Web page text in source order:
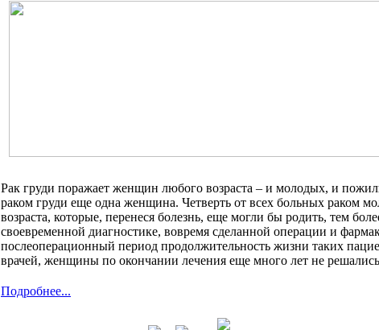
Рак груди поражает женщин любого возраста – и молодых, и
раком груди еще одна женщина. Четверть от всех больных раком
возраста, которые, перенеся болезнь, еще могли бы родить, тем
своевременной диагностике, вовремя сделанной операции и
послеоперационный период продолжительность жизни таких
врачей, женщины по окончании лечения еще много лет не решались
Подробнее...